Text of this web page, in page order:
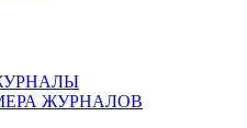
ЖУРНАЛОВ